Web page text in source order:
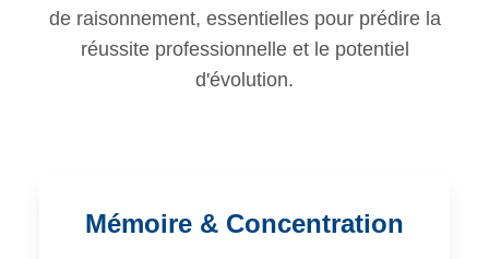
de raisonnement, essentielles pour prédire la
réussite professionnelle et le potentiel
d'évolution.
Mémoire & Concentration